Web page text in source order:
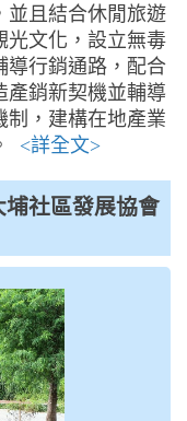
並且結合休閒旅遊
光文化，設立無毒
導行銷通路，配合
產銷新契機並輔導
制，建構在地產業
<詳全文>
埔社區發展協會